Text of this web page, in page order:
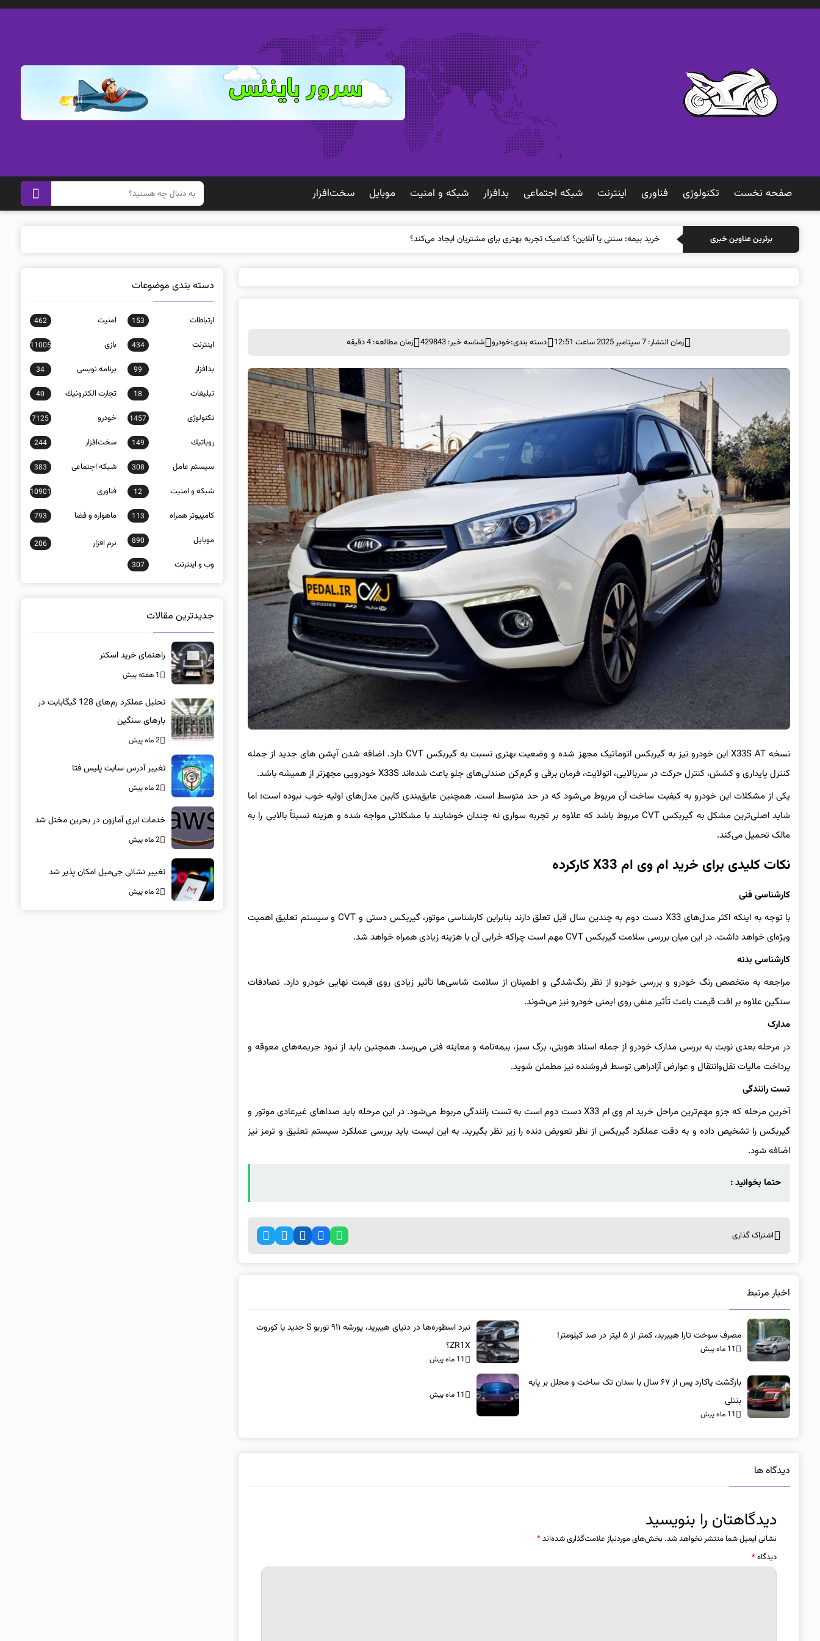
صفحه نخست تکنولوژی فناوری اينترنت شبكه اجتماعی بدافزار شبكه و امنيت موبايل سخت‌افزار
برترین عناوین خبری خرید بیمه
زمان انتشار: 7 سپتامبر 2025 ساعت 12:51 دسته بندی:خودرو شناسه خبر: 429843 زمان مطالعه: 4 دقیقه
نسخه X33S AT این خودرو نیز به گیربکس اتوماتیک مجهز شده و وضعیت بهتری نسبت به گیربکس CVT دارد. اضافه شدن آپشن های جدید از جمله
کنترل پایداری و کشش، کنترل حرکت در سربالایی، اتولایت، فرمان برقی و گرم‌کن صندلی‌های جلو باعث شده‌اند X33S خودرویی مجهزتر از همیشه باشد.
یکی از مشکلات این خودرو به کیفیت ساخت آن مربوط می‌شود که در حد متوسط است. همچنین عایق‌بندی کابین مدل‌های اولیه خوب نبوده است؛ اما
شاید اصلی‌ترین مشکل به گیربکس CVT مربوط باشد که علاوه بر تجربه سواری نه چندان خوشایند با مشکلاتی مواجه شده و هزینه نسبتاً بالایی را به
مالک تحمیل می‌کند.
نکات کلیدی برای خرید ام وی ام X33 کارکرده
کارشناسی فنی
با توجه به اینکه اکثر مدل‌های X33 دست دوم به چندین سال قبل تعلق دارند بنابراین کارشناسی موتور، گیربکس دستی و CVT و سیستم تعلیق اهمیت
ویژه‌ای خواهد داشت. در این میان بررسی سلامت گیربکس CVT مهم است چراکه خرابی آن با هزینه زیادی همراه خواهد شد.
کارشناسی بدنه
مراجعه به متخصص رنگ خودرو و بررسی خودرو از نظر رنگ‌شدگی و اطمینان از سلامت شاسی‌ها تأثیر زیادی روی قیمت نهایی خودرو دارد. تصادفات
سنگین علاوه بر افت قیمت باعث تأثیر منفی روی ایمنی خودرو نیز می‌شوند.
مدارک
در مرحله بعدی نوبت به بررسی مدارک خودرو از جمله اسناد هویتی، برگ سبز، بیمه‌نامه و معاینه فنی می‌رسد. همچنین باید از نبود جریمه‌های معوقه و
پرداخت مالیات نقل‌وانتقال و عوارض آزادراهی توسط فروشنده نیز مطمئن شوید.
تست رانندگی
آخرین مرحله که جزو مهم‌ترین مراحل خرید ام وی ام X33 دست دوم است به تست رانندگی مربوط می‌شود. در این مرحله باید صداهای غیرعادی موتور و
گیربکس را تشخیص داده و به دقت عملکرد گیربکس از نظر تعویض دنده را زیر نظر بگیرید. به این لیست باید بررسی عملکرد سیستم تعلیق و ترمز نیز
اضافه شود.
حتما بخوانید :
اشتراک گذاری
اخبار مرتبط
مصرف سوخت تارا هیبرید، کمتر از ۵ لیتر در صد کیلومتر!
11 ماه پیش
نبرد اسطوره‌ها در دنیای هیبرید، پورشه ۹۱۱ توربو S جدید یا کوروت
ZR1X؟
11 ماه پیش
بازگشت پاکارد پس از ۶۷ سال با سدان تک ساخت و مجلل بر پایه
بنتلی
11 ماه پیش
11 ماه پیش
دیدگاه ها
دیدگاهتان را بنویسید
نشانی ایمیل شما منتشر نخواهد شد. بخش‌های موردنیاز علامت‌گذاری شده‌اند*
دیدگاه*
دسته بندی موضوعات
ارتباطات 153 امنيت 462
اينترنت 434 بازی 11005
بدافزار 99 برنامه نويسی 34
تبلیغات 18 تجارت الكترونيك 40
تکنولوژی 1457 خودرو 7125
روباتيك 149 سخت‌افزار 244
سيستم عامل 308 شبكه اجتماعی 383
شبكه و امنيت 12 فناوری 10901
كامپيوتر همراه 113 ماهواره و فضا 793
موبايل 890 نرم افزار 206
وب و اينترنت 307
جدیدترین مقالات
راهنمای خرید اسکنر
1 هفته پیش
تحلیل عملکرد رم‌های 128 گیگابایت در
بارهای سنگین
2 ماه پیش
تغییر آدرس سایت پلیس فتا
2 ماه پیش
خدمات ابری آمازون در بحرین مختل شد
2 ماه پیش
تغییر نشانی جی‌میل امکان پذیر شد
2 ماه پیش